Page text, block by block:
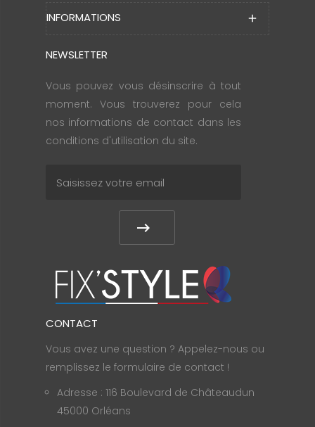
INFORMATIONS add
NEWSLETTER
Vous pouvez vous désinscrire à tout
moment. Vous trouverez pour cela
nos informations de contact dans les
conditions d'utilisation du site.
CONTACT
Vous avez une question ? Appelez-nous ou
remplissez le formulaire de contact !
Adresse : 116 Boulevard de Châteaudun
45000 Orléans